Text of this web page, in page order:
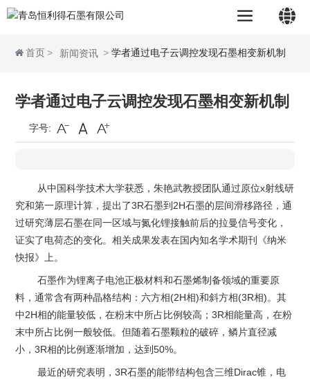
中文简体
首页 新闻资讯 学者通过电子云调控发现石墨相变新机制
学者通过电子云调控发现石墨相变新机制
字号:
从中国科学技术大学获悉，朱艳武教授团队通过原位x射线研
究和第一原理计算，提出了3R石墨到2H石墨的层间滑移路径，通
过研究薄层石墨在同一区域与氮化锂接触前后的拉曼信号变化，
证实了电荷态的变化。相关成果发表在国内知名学术期刊《纳米
快报》上。
石墨作为锂离子电池正极材料和石墨烯制备领域的重要原
料，通常含有两种晶格结构：六方相(2H相)和斜方相(3R相)。其
中2H相的能量较低，在粉末中所占比例较高；3R相能量高，在粉
末中所占比例一般较低。但随着石墨颗粒的破碎，鳞片直径减
小，3R相的比例逐渐增加，达到50%。
最近的研究表明，3R石墨的能带结构包含三维Dirac锥，电